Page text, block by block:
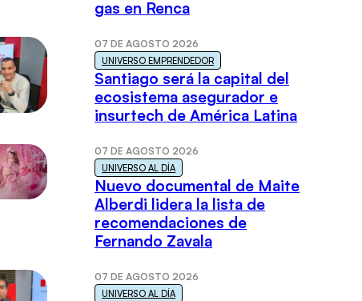
gas en Renca
07 DE AGOSTO 2026
UNIVERSO EMPRENDEDOR
Santiago será la capital del
ecosistema asegurador e
insurtech de América Latina
07 DE AGOSTO 2026
UNIVERSO AL DÍA
Nuevo documental de Maite
Alberdi lidera la lista de
recomendaciones de
Fernando Zavala
07 DE AGOSTO 2026
UNIVERSO AL DÍA